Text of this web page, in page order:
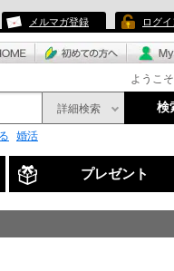
メルマガ登録 ログイ
ようこ
詳細検索 検
婚活
プレゼント